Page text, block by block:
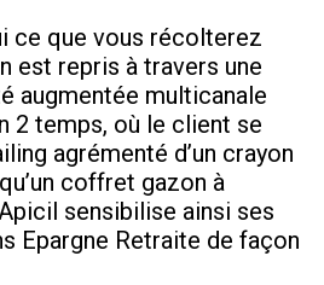
ce que vous récolterez
est repris à travers une
augmentée multicanale
2 temps, où le client se
agrémenté d’un crayon
coffret gazon à
sensibilise ainsi ses
Epargne Retraite de façon